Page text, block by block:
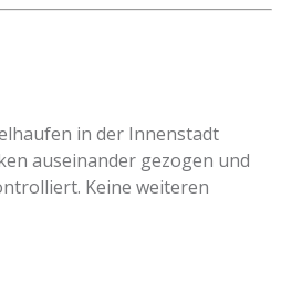
in der Innenstadt
auseinander gezogen und
Keine weiteren